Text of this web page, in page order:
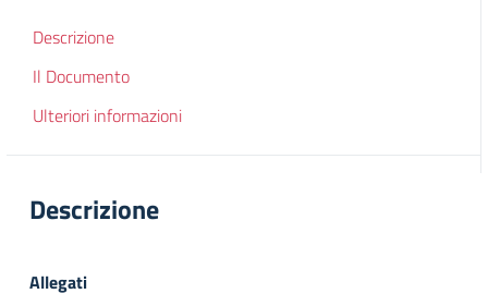
Descrizione
Il Documento
Ulteriori informazioni
Descrizione
Allegati